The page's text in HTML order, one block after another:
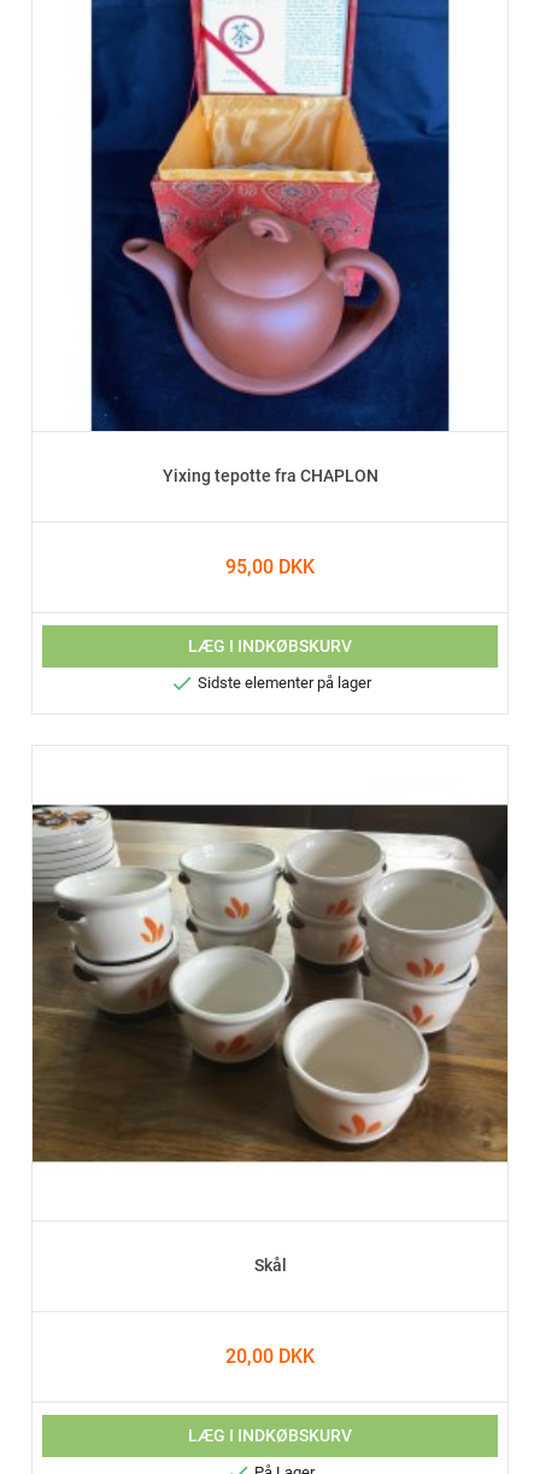
Yixing tepotte fra CHAPLON
95,00 DKK
LÆG I INDKØBSKURV
 Sidste elementer på lager
Skål
20,00 DKK
LÆG I INDKØBSKURV